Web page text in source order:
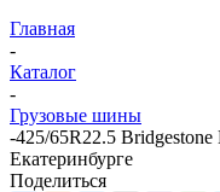
Главная
-
Каталог
-
Грузовые шины
-425/65R22.5
Екатеринбурге
Поделиться